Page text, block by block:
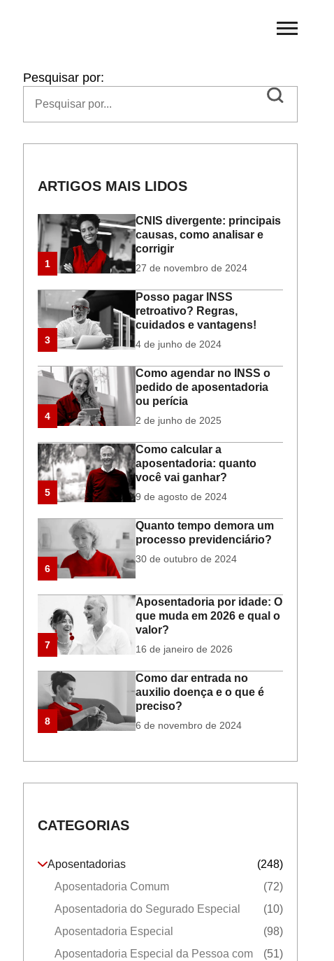
Pesquisar por:
ARTIGOS MAIS LIDOS
1
CNIS divergente: principais
causas, como analisar e
corrigir
27 de novembro de 2024
3
Posso pagar INSS
retroativo? Regras,
cuidados e vantagens!
4 de junho de 2024
4
Como agendar no INSS o
pedido de aposentadoria
ou perícia
2 de junho de 2025
5
Como calcular a
aposentadoria: quanto
você vai ganhar?
9 de agosto de 2024
6
Quanto tempo demora um
processo previdenciário?
30 de outubro de 2024
7
Aposentadoria por idade: O
que muda em 2026 e qual o
valor?
16 de janeiro de 2026
8
Como dar entrada no
auxilio doença e o que é
preciso?
6 de novembro de 2024
CATEGORIAS
Aposentadorias
(248)
Aposentadoria Comum
(72)
Aposentadoria do Segurado Especial
(10)
Aposentadoria Especial
(98)
Aposentadoria Especial da Pessoa com
(51)